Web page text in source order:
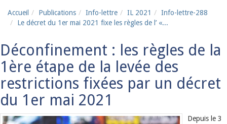
Accueil Publications Info-lettre IL 2021
Info-lettre-288
Le décret du 1er mai 2021 fixe les règles de l’ «...
Déconfinement : les règles de la
1ère étape de la levée des
restrictions fixées par un décret
du 1er mai 2021
Depuis le 3